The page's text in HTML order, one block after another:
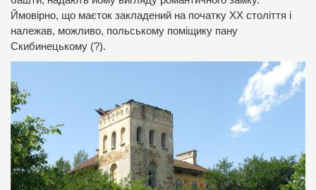
Ймовірно, що маєток закладений на початку ХХ століття і
належав, можливо, польському поміщику пану
Скибинецькому (?).